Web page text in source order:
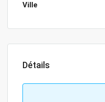
Ville
Détails